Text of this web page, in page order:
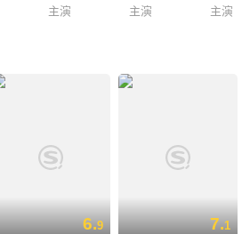
主演 主演 主演
6.9 7.1